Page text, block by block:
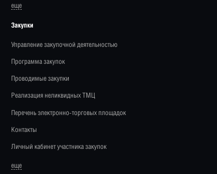
еще
Закупки
Управление закупочной деятельностью
Программа закупок
Проводимые закупки
Реализация неликвидных ТМЦ
Перечень электронно-торговых площадок
Контакты
Личный кабинет участника закупок
еще